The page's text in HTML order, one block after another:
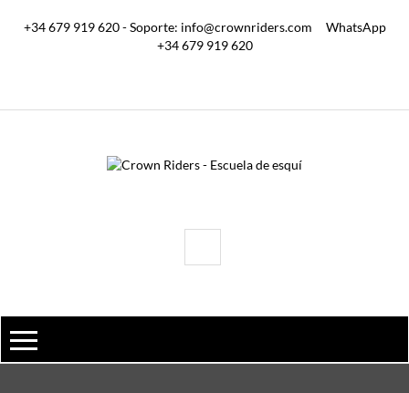
+34 679 919 620 - Soporte: info@crownriders.com WhatsApp
+34 679 919 620